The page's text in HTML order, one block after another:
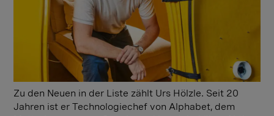
Zu den Neuen in der Liste zählt Urs Hölzle. Seit 20
Jahren ist er Technologiechef von Alphabet, dem